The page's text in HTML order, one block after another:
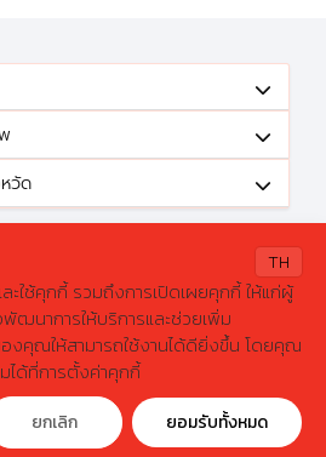
ใช้ง่าย รวดเร็ว โหลดเลย!
X
วัด
All rights reserved.
นักงานใหญ่) 63 ถนนพระราม 9 เขตห้วยขวาง
งเทพมหานคร 10310
0-2645-9001 อีเมล :
crm@ghb.co.thเว็บไซต์
TH
ละใช้คุกกี้ รวมถึงการเปิดเผยคุกกี้ ให้แก่ผู้
ฒนาการให้บริการและช่วยเพิ่ม
องคุณให้สามารถใช้งานได้ดียิ่งขึ้น โดยคุณ
ได้ที่การตั้งค่าคุกกี้
ยกเลิก ยอมรับทั้งหมด